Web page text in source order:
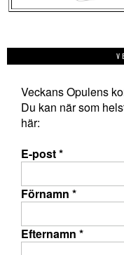
Veckans Opulens
Du kan när som
här:
E-post*
Förnamn *
Efternamn *